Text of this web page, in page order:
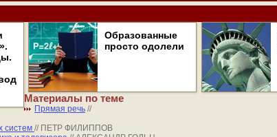
Образованные
просто одолели
Материалы по теме
Прямая речь //
систем // ПЕТР ФИЛИППОВ